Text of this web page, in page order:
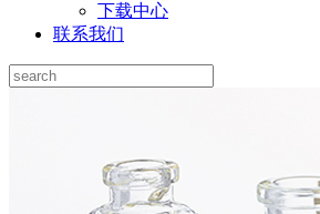
下载中心
联系我们